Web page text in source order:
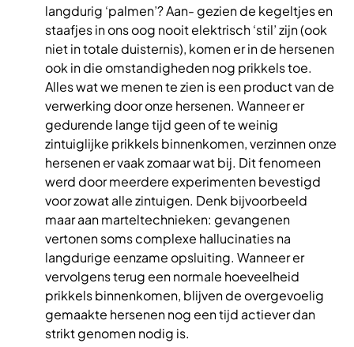
langdurig ‘palmen’? Aan- gezien de kegeltjes en
staafjes in ons oog nooit elektrisch ‘stil’ zijn (ook
niet in totale duisternis), komen er in de hersenen
ook in die omstandigheden nog prikkels toe.
Alles wat we menen te zien is een product van de
verwerking door onze hersenen. Wanneer er
gedurende lange tijd geen of te weinig
zintuiglijke prikkels binnenkomen, verzinnen onze
hersenen er vaak zomaar wat bij. Dit fenomeen
werd door meerdere experimenten bevestigd
voor zowat alle zintuigen. Denk bijvoorbeeld
maar aan marteltechnieken: gevangenen
vertonen soms complexe hallucinaties na
langdurige eenzame opsluiting. Wanneer er
vervolgens terug een normale hoeveelheid
prikkels binnenkomen, blijven de overgevoelig
gemaakte hersenen nog een tijd actiever dan
strikt genomen nodig is.